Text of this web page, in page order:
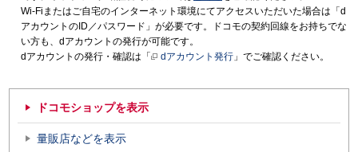
Wi-Fiまたはご自宅のインターネット環境にてアクセスいただいた場合は「d
アカウントのID／パスワード」が必要です。ドコモの契約回線をお持ちでな
い方も、dアカウントの発行が可能です。
dアカウントの発行・確認は「
dアカウント発行 」でご確認ください。
ドコモショップを表示
量販店などを表示